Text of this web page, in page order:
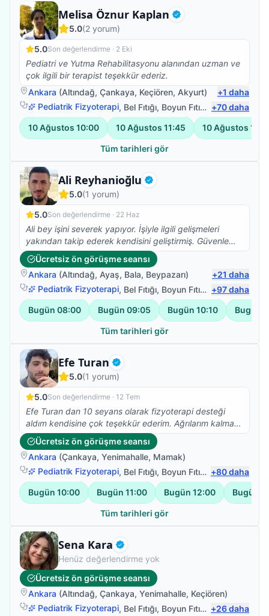
üstesinden geldik gece gündüz ne zaman arasam
ilgilendi gerektiği yerde kalkıp evime Bile geldigi oldu
her şey için çok teşekkür ederim HOCAM İYİKİ
VARSINIZ ( fizyoterapi için en güzel şey hastasının
yürümesidir)
Melisa Öznur Kaplan Doğrulanmış
Fizyoterapist
5.0(2 yorum)
5.0Son değerlendirme · 2 Eki
Pediatri ve Yutma Rehabilitasyonu alanından uzman ve
çok ilgili bir terapist teşekkür ederiz.
Ankara (Altındağ, Çankaya, Keçiören, Akyurt) +1 daha
Pediatrik Fizyoterapi, Bel Fıtığı, Boyun Fıtığı Omuz Bağ
+70daha
10 Ağustos 10:00 10 Ağustos 11:45 10 Ağustos
Tüm tarihleri gör
Ali Reyhanioğlu Doğrulanmış
Uzman Fizyoterapist
5.0(1 yorum)
5.0Son değerlendirme · 22 Haz
Ali bey işini severek yapıyor. İşiyle ilgili gelişmeleri
yakından takip ederek kendisini geliştirmiş. Güvenle
tedavi olabilirsiniz. Ben memnun kaldım.
Ücretsiz ön görüşme seansı
Ankara (Altındağ, Ayaş, Bala, Beypazarı) +21 daha
Pediatrik Fizyoterapi, Bel Fıtığı, Boyun Fıtığı Omuz Bağ
+97daha
Bugün 08:00 Bugün 09:05 Bugün 10:10 Bugün
Tüm tarihleri gör
Efe Turan Doğrulanmış
Fizyoterapist
5.0(1 yorum)
5.0Son değerlendirme · 12 Tem
Efe Turan dan 10 seyans olarak fizyoterapi desteği
aldım kendisine çok teşekkür ederim. Ağrılarım kalmadı
artık güne daha mutlu başlıyorum benim gibi kronik
hastalıkları olan birisini hayatla tekrar barışık hale
getirdi. Kendisinin yolu açık olsun 🙏🙏🙏🙏
Ücretsiz ön görüşme seansı
Ankara (Çankaya, Yenimahalle, Mamak)
Pediatrik Fizyoterapi, Bel Fıtığı, Boyun Fıtığı ,Omuz Bağ
+80daha
Bugün 10:00 Bugün 11:00 Bugün 12:00 Bugün
Tüm tarihleri gör
Sena Kara Doğrulanmış
Fizyoterapist
Henüz değerlendirme yok
Ücretsiz ön görüşme seansı
Ankara (Altındağ, Çankaya, Yenimahalle, Keçiören)
Pediatrik Fizyoterapi, Bel Fıtığı, Boyun Fıtığı ,Omuz Bağ
+26daha